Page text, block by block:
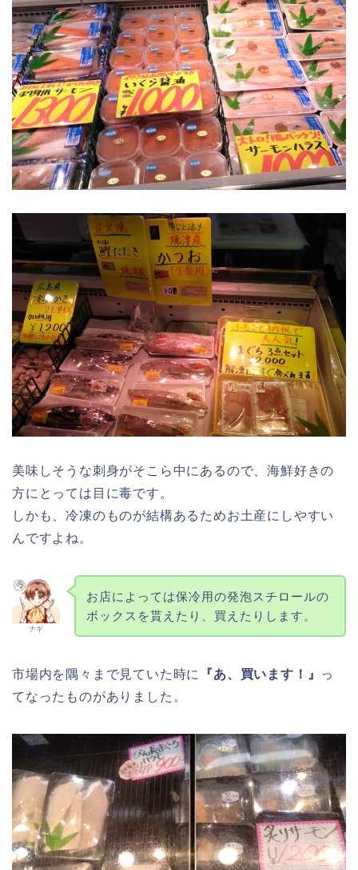
美味しそうな刺身がそこら中にあるので、海鮮好きの
方にとっては目に毒です。
しかも、冷凍のものが結構あるためお土産にしやすい
んですよね。
ナギ
お店によっては保冷用の発泡スチロールの
ボックスを貰えたり、買えたりします。
市場内を隅々まで見ていた時に 『あ、買います！』 っ
てなったものがありました。